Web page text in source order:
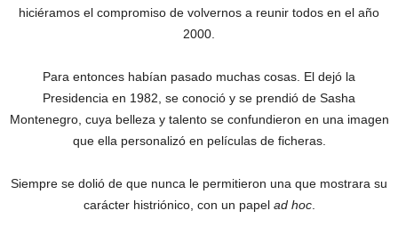
hiciéramos el compromiso de volvernos a reunir todos en el año
2000.
Para entonces habían pasado muchas cosas. El dejó la
Presidencia en 1982, se conoció y se prendió de Sasha
Montenegro, cuya belleza y talento se confundieron en una imagen
que ella personalizó en películas de ficheras.
Siempre se dolió de que nunca le permitieron una que mostrara su
carácter histriónico, con un papel ad hoc.